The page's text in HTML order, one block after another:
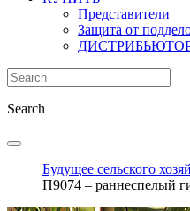
Представители
Защита от
Search
Будущее сельского
П9074 – раннеспелый